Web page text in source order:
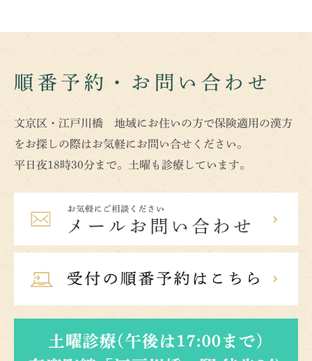
順番予約・お問い合わせ
文京区・江戸川橋 地域にお住いの方で保険適用の漢方
をお探しの際はお気軽にお問い合せください。
平日夜18時30分まで。土曜も診療しています。